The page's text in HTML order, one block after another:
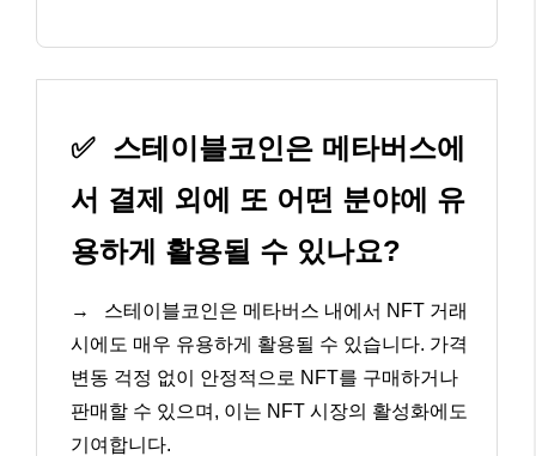
✅ 스테이블코인은 메타버스에
서 결제 외에 또 어떤 분야에 유
용하게 활용될 수 있나요?
→
스테이블코인은 메타버스 내에서 NFT 거래
시에도 매우 유용하게 활용될 수 있습니다. 가격
변동 걱정 없이 안정적으로 NFT를 구매하거나
판매할 수 있으며, 이는 NFT 시장의 활성화에도
기여합니다.